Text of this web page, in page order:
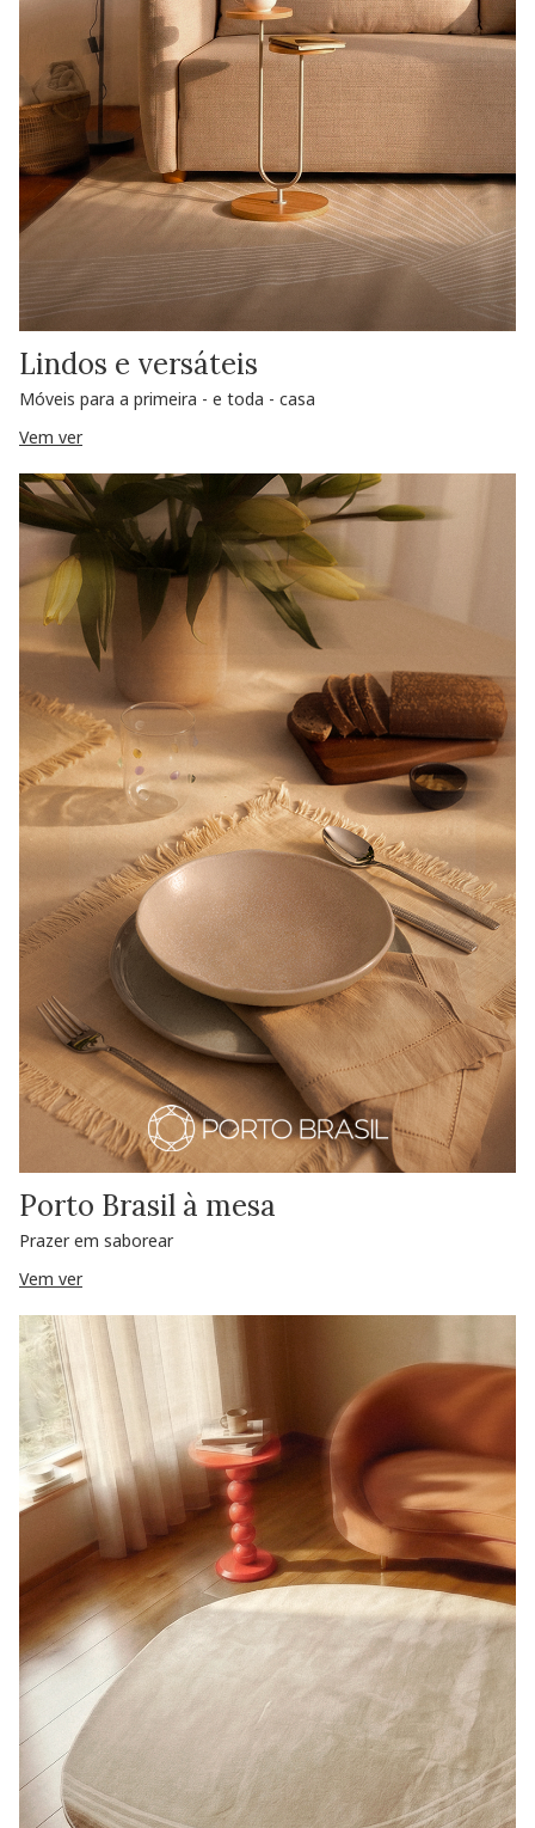
Lindos e versáteis
Móveis para a primeira - e toda - casa
Vem ver
Porto Brasil à mesa
Prazer em saborear
Vem ver